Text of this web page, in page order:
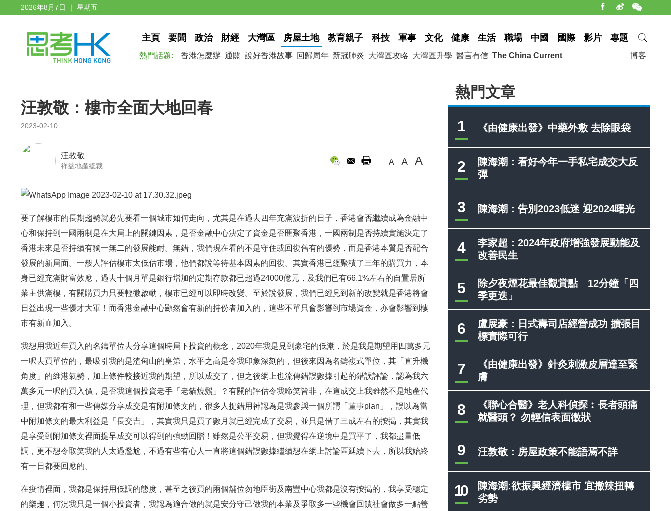
2026年8月7日 ｜ 星期五
主頁 要聞 政治 財經 大灣區 房屋土地 教育親子 科技 軍事 文化 健康 生活 職場 中國 國際 影片 專題
博客
熱門話題: 香港怎麼辦 通關 說好香港故事 回歸周年 新冠肺炎 大灣區攻略 大灣區升學 醫言有信 The China Current
熱門文章
1 《由健康出發》中藥外敷 去除眼袋
2
陳海潮：看好今年一手私宅成交大反
彈
3 陳海潮：告別2023低迷 迎2024曙光
4
李家超：2024年政府增強發展動能及
改善民生
5
除夕夜煙花最佳觀賞點 12分鐘「四
季更迭」
6
盧展豪：日式壽司店經營成功 擴張目
標實際可行
7
《由健康出發》針灸刺激皮層達至緊
膚
8
《聯心合醫》老人科偵探︰長者頭痛
就醫頭？ 勿輕信表面徵狀
9 汪敦敬：房屋政策不能語焉不詳
10
陳海潮:欲振興經濟樓市 宜撤辣扭轉
劣勢
汪敦敬：樓市全面大地回春
2023-02-10
汪敦敬
祥益地產總裁 A A A
要了解樓市的長期趨勢就必先要看一個城市如何走向，尤其是在過去四年充滿波折的日子，香港會否繼續成為金融中
心和保持到一國兩制是在大局上的關鍵因素，是否金融中心決定了資金是否龨聚香港，一國兩制是否持續實施決定了
香港未來是否持續有獨一無二的發展能耐。無錯，我們現在看的不是守住或回復舊有的優勢，而是香港本質是否配合
發展的新局面。一般人評估樓市太低估市場，他們都說等待基本因素的回復。其實香港已經聚積了三年的購買力，本
身已經充滿財富效應，過去十個月單是銀行增加的定期存款都已超過24000億元，及我們已有66.1%左右的自置居所
業主供滿樓，有關購買力只要輕微啟動，樓市已經可以即時改變。至於說發展，我們已經見到新的改變就是香港將會
日益出現一些優才大軍！而香港金融中心顯然會有新的持份者加入的，這些不單只會影響到市場資金，亦會影響到樓
市有新血加入。
我想用我近年買入的名鑄單位去分享這個時局下投資的概念，2020年我是見到豪宅的低潮，於是我是期望用四萬多元
一呎去買單位的，最吸引我的是渣甸山的皇第，水平之高是令我印象深刻的，但後來因為名鑄複式單位，其「直升機
角度」的維港氣勢，加上條件較接近我的期望，所以成交了，但之後網上也流傳錯誤數據引起的錯誤評論，認為我六
萬多元一呎的買入價，是否我這個投資老手「老貓燒鬚」？有關的評估令我啼笑皆非，在這成交上我雖然不是地產代
理，但我都有和一些傳媒分享成交是有附加條文的，很多人捉錯用神認為是我參與一個所謂「董事plan」，誤以為當
中附加條文的最大利益是「長交吉」，其實我只是買了數月就已經完成了交易，並只是借了三成左右的按揭，其實我
是享受到附加條文裡面提早成交可以得到的強勁回贈！雖然是公平交易，但我覺得在逆境中是買平了，我都盡量低
調，更不想令取笑我的人太過尷尬，不過有些有心人一直將這個錯誤數據繼續想在網上討論區延續下去，所以我始終
有一日都要回應的。
在疫情裡面，我都是保持用低調的態度，甚至之後買的兩個舖位勿地臣街及南豐中心我都是沒有按揭的，我享受穩定
的樂趣，何況我只是一個小投資者，我認為適合做的就是安分守己做我的本業及爭取多一些機會回饋社會做多一點善